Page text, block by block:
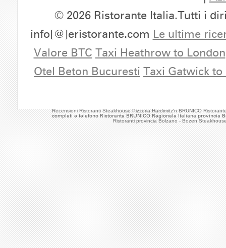
Recensioni Ristoranti Steakhouse Pizzeria Hardimitz'n BRUNICO
completi e telefono Ristorante BRUNICO Regionale Italiana provincia
Ristoranti provincia Bolzano - Bozen
© 2026 Ristorante Italia.Tutti i
info[@]eristorante.com Le ultime
Valore BTC Taxi Heathrow to London
Otel Beton Bucuresti Taxi Gatwick to